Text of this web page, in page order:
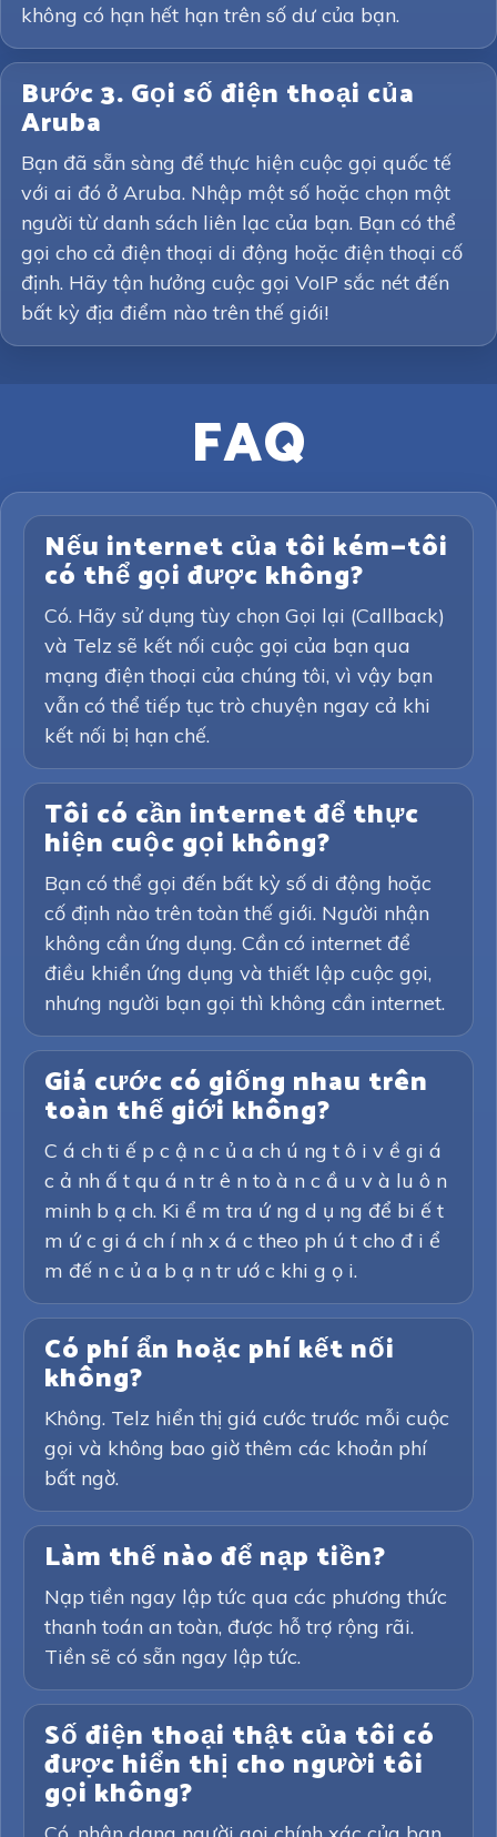
không có hạn hết hạn trên số dư của bạn.
Bước 3. Gọi số điện thoại của
Aruba
Bạn đã sẵn sàng để thực hiện cuộc gọi quốc tế
với ai đó ở Aruba. Nhập một số hoặc chọn một
người từ danh sách liên lạc của bạn. Bạn có thể
gọi cho cả điện thoại di động hoặc điện thoại cố
định. Hãy tận hưởng cuộc gọi VoIP sắc nét đến
bất kỳ địa điểm nào trên thế giới!
FAQ
Nếu internet của tôi kém—tôi
có thể gọi được không?
Có. Hãy sử dụng tùy chọn Gọi lại (Callback)
và Telz sẽ kết nối cuộc gọi của bạn qua
mạng điện thoại của chúng tôi, vì vậy bạn
vẫn có thể tiếp tục trò chuyện ngay cả khi
kết nối bị hạn chế.
Tôi có cần internet để thực
hiện cuộc gọi không?
Bạn có thể gọi đến bất kỳ số di động hoặc
cố định nào trên toàn thế giới. Người nhận
không cần ứng dụng. Cần có internet để
điều khiển ứng dụng và thiết lập cuộc gọi,
nhưng người bạn gọi thì không cần internet.
Giá cước có giống nhau trên
toàn thế giới không?
C á ch ti ế p c ậ n c ủ a ch ú ng t ô i v ề gi á
c ả nh ấ t qu á n tr ê n to à n c ầ u v à lu ô n
minh b ạ ch. Ki ể m tra ứ ng d ụ ng để bi ế t
m ứ c gi á ch í nh x á c theo ph ú t cho đ i ể
m đế n c ủ a b ạ n tr ướ c khi g ọ i.
Có phí ẩn hoặc phí kết nối
không?
Không. Telz hiển thị giá cước trước mỗi cuộc
gọi và không bao giờ thêm các khoản phí
bất ngờ.
Làm thế nào để nạp tiền?
Nạp tiền ngay lập tức qua các phương thức
thanh toán an toàn, được hỗ trợ rộng rãi.
Tiền sẽ có sẵn ngay lập tức.
Số điện thoại thật của tôi có
được hiển thị cho người tôi
gọi không?